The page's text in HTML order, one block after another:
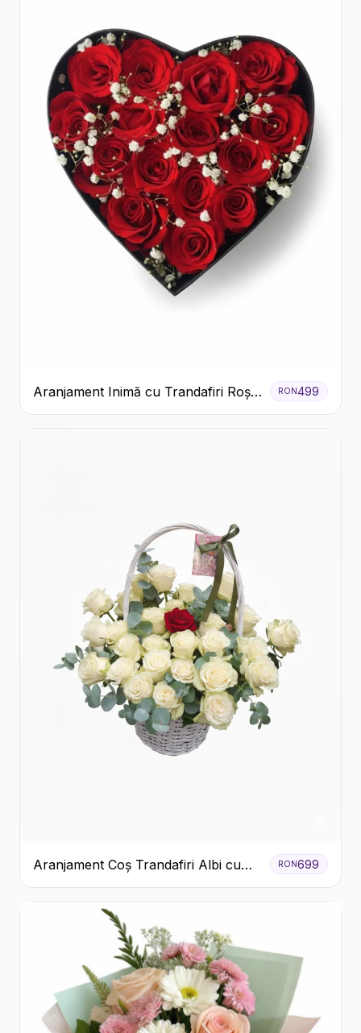
Aranjament Inimă cu Trandafiri Roșii
și Floarea Miresei
RON 499
Aranjament Coș Trandafiri Albi cu
Accent Roșu
RON699